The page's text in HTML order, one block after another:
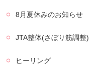
8月夏休みのお知らせ
JTA整体(さぼり筋調整)
ヒーリング